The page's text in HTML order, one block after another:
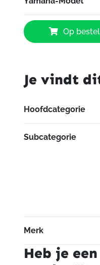
toegangskaartje tot
Video Rally pakket
Yamaha
Rally
pakket
Op
Je vindt
Hoofdcategorie
Subcategorie
Merk
Heb je